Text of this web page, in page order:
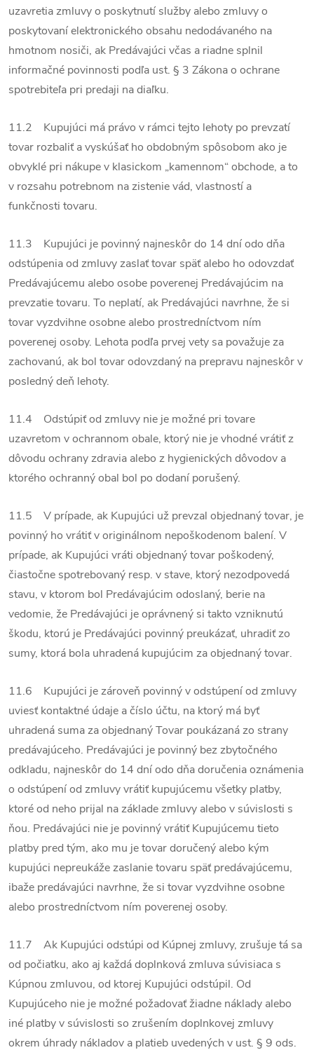
uzavretia zmluvy o poskytnutí služby alebo zmluvy o
poskytovaní elektronického obsahu nedodávaného na
hmotnom nosiči, ak Predávajúci včas a riadne splnil
informačné povinnosti podľa ust. § 3 Zákona o ochrane
spotrebiteľa pri predaji na diaľku.
11.2 Kupujúci má právo v rámci tejto lehoty po prevzatí
tovar rozbaliť a vyskúšať ho obdobným spôsobom ako je
obvyklé pri nákupe v klasickom „kamennom“ obchode, a to
v rozsahu potrebnom na zistenie vád, vlastností a
funkčnosti tovaru.
11.3 Kupujúci je povinný najneskôr do 14 dní odo dňa
odstúpenia od zmluvy zaslať tovar späť alebo ho odovzdať
Predávajúcemu alebo osobe poverenej Predávajúcim na
prevzatie tovaru. To neplatí, ak Predávajúci navrhne, že si
tovar vyzdvihne osobne alebo prostredníctvom ním
poverenej osoby. Lehota podľa prvej vety sa považuje za
zachovanú, ak bol tovar odovzdaný na prepravu najneskôr v
posledný deň lehoty.
11.4 Odstúpiť od zmluvy nie je možné pri tovare
uzavretom v ochrannom obale, ktorý nie je vhodné vrátiť z
dôvodu ochrany zdravia alebo z hygienických dôvodov a
ktorého ochranný obal bol po dodaní porušený.
11.5 V prípade, ak Kupujúci už prevzal objednaný tovar, je
povinný ho vrátiť v originálnom nepoškodenom balení. V
prípade, ak Kupujúci vráti objednaný tovar poškodený,
čiastočne spotrebovaný resp. v stave, ktorý nezodpovedá
stavu, v ktorom bol Predávajúcim odoslaný, berie na
vedomie, že Predávajúci je oprávnený si takto vzniknutú
škodu, ktorú je Predávajúci povinný preukázať, uhradiť zo
sumy, ktorá bola uhradená kupujúcim za objednaný tovar.
11.6 Kupujúci je zároveň povinný v odstúpení od zmluvy
uviesť kontaktné údaje a číslo účtu, na ktorý má byť
uhradená suma za objednaný Tovar poukázaná zo strany
predávajúceho. Predávajúci je povinný bez zbytočného
odkladu, najneskôr do 14 dní odo dňa doručenia oznámenia
o odstúpení od zmluvy vrátiť kupujúcemu všetky platby,
ktoré od neho prijal na základe zmluvy alebo v súvislosti s
ňou. Predávajúci nie je povinný vrátiť Kupujúcemu tieto
platby pred tým, ako mu je tovar doručený alebo kým
kupujúci nepreukáže zaslanie tovaru späť predávajúcemu,
ibaže predávajúci navrhne, že si tovar vyzdvihne osobne
alebo prostredníctvom ním poverenej osoby.
11.7 Ak Kupujúci odstúpi od Kúpnej zmluvy, zrušuje tá sa
od počiatku, ako aj každá doplnková zmluva súvisiaca s
Kúpnou zmluvou, od ktorej Kupujúci odstúpil. Od
Kupujúceho nie je možné požadovať žiadne náklady alebo
iné platby v súvislosti so zrušením doplnkovej zmluvy
okrem úhrady nákladov a platieb uvedených v ust. § 9 ods.